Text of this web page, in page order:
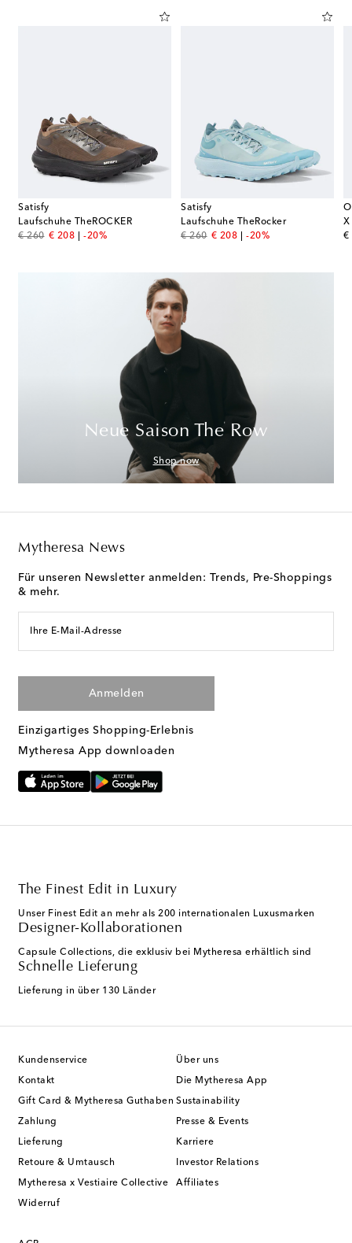
Satisfy
Laufschuhe TheROCKER
€ 260
original price
€ 208
discount price
-20%
Satisfy
Laufschuhe TheRocker
€ 260
original price
€ 208
discount price
-20% €
Neue Saison The Row
Shop now
Mytheresa News
Für unseren Newsletter anmelden: Trends, Pre-Shoppings
& mehr.
Ihre E-Mail-Adresse
Anmelden
Einzigartiges Shopping-Erlebnis
Mytheresa App downloaden
The Finest Edit in Luxury
Unser Finest Edit an mehr als 200 internationalen Luxusmarken
Designer-Kollaborationen
Capsule Collections, die exklusiv bei Mytheresa erhältlich sind
Schnelle Lieferung
Lieferung in über 130 Länder
Kundenservice
Kontakt
Gift Card & Mytheresa Guthaben
Zahlung
Lieferung
Retoure & Umtausch
Mytheresa x Vestiaire Collective
Widerruf
Über uns
Die Mytheresa App
Sustainability
Presse & Events
Karriere
Investor Relations
Affiliates